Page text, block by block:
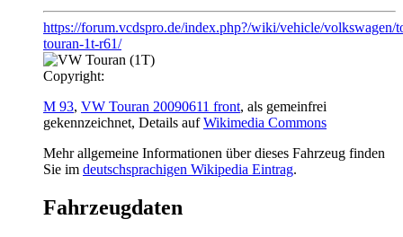
https://forum.vcdspro.de/index.php?/wiki/vehicle/volkswagen/
touran-1t-r61/
Copyright:
M 93, VW Touran 20090611 front, als gemeinfrei
gekennzeichnet, Details aufWikimedia Commons
Mehr allgemeine Informationen über dieses Fahrzeug finden
Sie im deutschsprachigen Wikipedia Eintrag.
Fahrzeugdaten